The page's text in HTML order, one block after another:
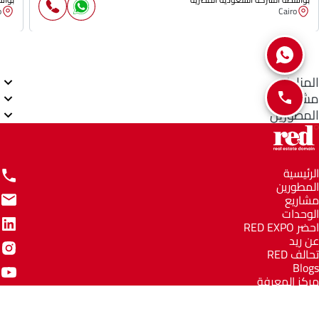
Cairo
المناطق
مشاريع
المطورين
الرئيسية
المطورين
مشاريع
الوحدات
احضر RED EXPO
عن ريد
تحالف RED
Blogs
مركز المعرفة